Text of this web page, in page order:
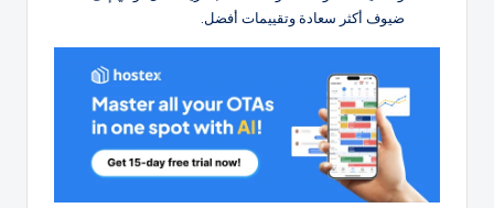
ضيوف أكثر سعادة وتقييمات أفضل.